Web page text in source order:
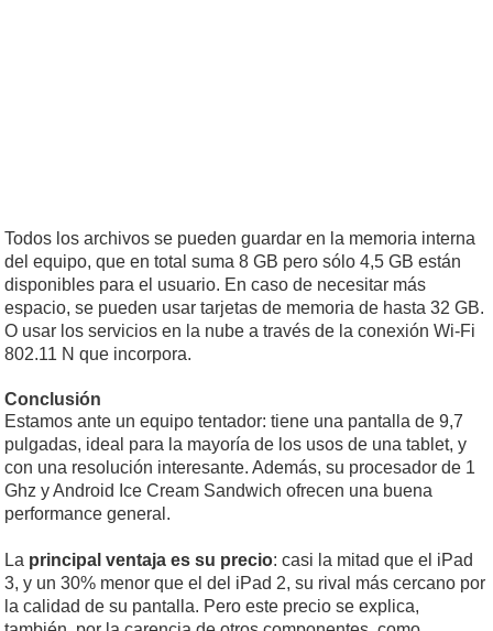
Todos los archivos se pueden guardar en la memoria interna
del equipo, que en total suma 8 GB pero sólo 4,5 GB están
disponibles para el usuario. En caso de necesitar más
espacio, se pueden usar tarjetas de memoria de hasta 32 GB.
O usar los servicios en la nube a través de la conexión Wi-Fi
802.11 N que incorpora.
Conclusión
Estamos ante un equipo tentador: tiene una pantalla de 9,7
pulgadas, ideal para la mayoría de los usos de una tablet, y
con una resolución interesante. Además, su procesador de 1
Ghz y Android Ice Cream Sandwich ofrecen una buena
performance general.
La principal ventaja es su precio: casi la mitad que el iPad
3, y un 30% menor que el del iPad 2, su rival más cercano por
la calidad de su pantalla. Pero este precio se explica,